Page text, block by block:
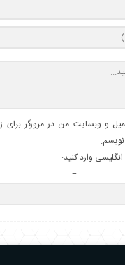
و وبسایت من در مرورگر برای
وارد کنید: